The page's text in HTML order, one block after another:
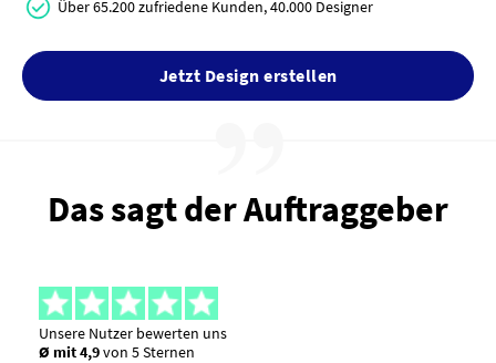
Über 65.200 zufriedene Kunden, 40.000 Designer
Jetzt Design erstellen
Das sagt der Auftraggeber
Unsere Nutzer bewerten uns
Ø mit 4,9von 5 Sternen